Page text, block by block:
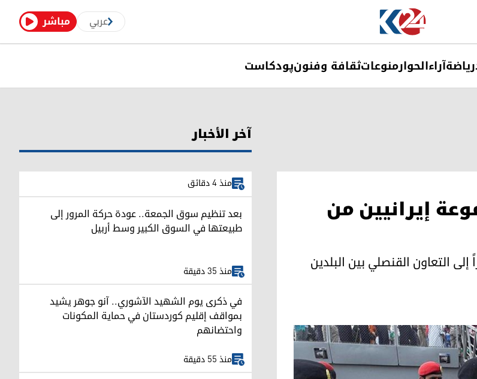
مباشر عربي
ریاضةآراءالحوارمنوعاتثقافة وفنونپودکاست
إيرانيين من
التعاون القنصلي بين البلدين
آخر الأخبار
منذ 4 دقائق
بعد تنظيم سوق الجمعة.. عودة حركة المرور إلى
طبيعتها في السوق الكبير وسط أربيل
منذ 35 دقيقة
في ذكرى يوم الشهيد الآشوري.. آنو جوهر يشيد
بمواقف إقليم كوردستان في حماية المكونات
واحتضانهم
منذ 55 دقيقة